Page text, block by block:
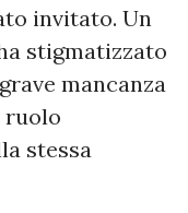
invitato. Un
stigmatizzato
mancanza
ruolo
stessa